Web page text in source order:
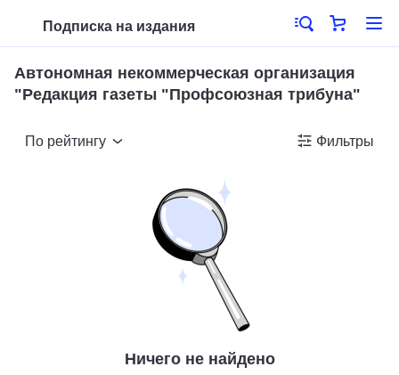
Подписка на издания
Автономная некоммерческая организация
"Редакция газеты "Профсоюзная трибуна"
По рейтингу Фильтры
Ничего не найдено